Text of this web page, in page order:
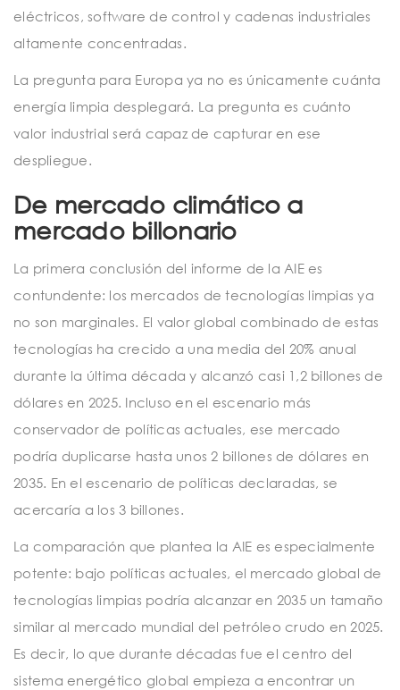
eléctricos, software de control y cadenas industriales
altamente concentradas.
La pregunta para Europa ya no es únicamente cuánta
energía limpia desplegará. La pregunta es cuánto
valor industrial será capaz de capturar en ese
despliegue.
De mercado climático a
mercado billonario
La primera conclusión del informe de la AIE es
contundente: los mercados de tecnologías limpias ya
no son marginales. El valor global combinado de estas
tecnologías ha crecido a una media del 20% anual
durante la última década y alcanzó casi 1,2 billones de
dólares en 2025. Incluso en el escenario más
conservador de políticas actuales, ese mercado
podría duplicarse hasta unos 2 billones de dólares en
2035. En el escenario de políticas declaradas, se
acercaría a los 3 billones.
La comparación que plantea la AIE es especialmente
potente: bajo políticas actuales, el mercado global de
tecnologías limpias podría alcanzar en 2035 un tamaño
similar al mercado mundial del petróleo crudo en 2025.
Es decir, lo que durante décadas fue el centro del
sistema energético global empieza a encontrar un